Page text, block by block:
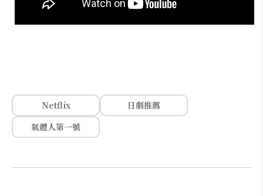
Netflix
日劇推薦
氣體人第一號